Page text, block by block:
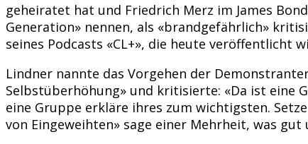
geheiratet hat und Friedrich Merz im James
Generation» nennen, als «brandgefährlich»
seines Podcasts «CL+», die heute veröffentlicht
Lindner nannte das Vorgehen der
Selbstüberhöhung» und kritisierte: «Da ist eine
eine Gruppe erkläre ihres zum wichtigsten.
von Eingeweihten» sage einer Mehrheit, was gut